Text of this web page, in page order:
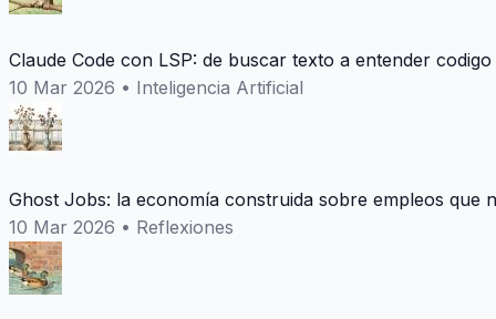
Claude Code con LSP: de buscar texto a entender codigo
10 Mar 2026 • Inteligencia Artificial
Ghost Jobs: la economía construida sobre empleos que
10 Mar 2026 • Reflexiones